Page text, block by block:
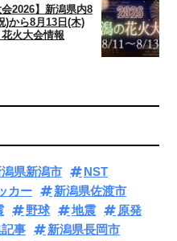
会2026】新潟県内8
)から8月13日(木)
火大会情報
潟県新潟市
NST
カー
新潟県佐渡市
野球 地震
原発
事
新潟県長岡市